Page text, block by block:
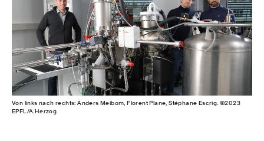
Von links nach rechts: Anders Meibom, Florent Plane, Stéphane Escrig. ©2023
EPFL/A.Herzog